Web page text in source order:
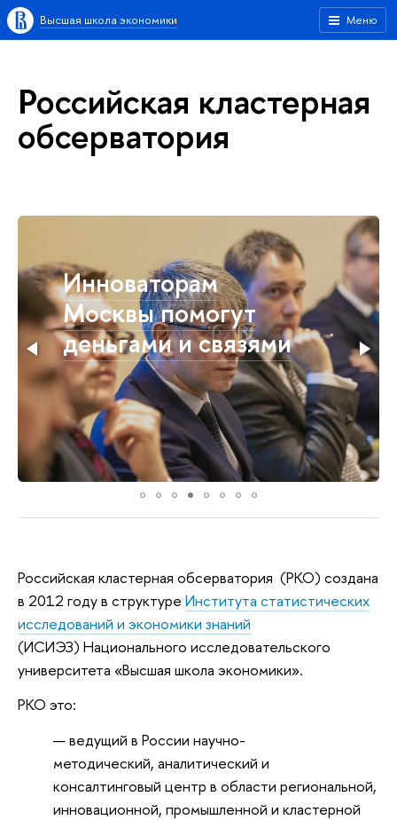
Меню
Высшая школа экономики
Российская кластерная
обсерватория
Инноваторам
Москвы помогут
деньгами и связями
Экспертная сессия «Инновационный
Российская кластерная обсерватория (РКО) создана
в 2012 году в структуре Института статистических
исследований и экономики знаний
(ИСИЭЗ) Национального исследовательского
университета «Высшая школа экономики».
РКО это:
ведущий в России научно-
методический, аналитический и
консалтинговый центр в области региональной,
инновационной, промышленной и кластерной